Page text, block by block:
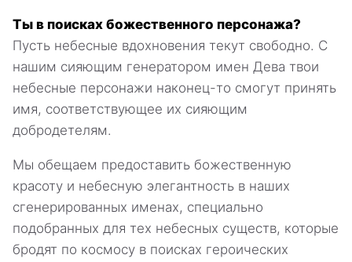
Ты в поисках божественного персонажа?
Пусть небесные вдохновения текут свободно. С
нашим сияющим генератором имен Дева твои
небесные персонажи наконец-то смогут принять
имя, соответствующее их сияющим
добродетелям.
Мы обещаем предоставить божественную
красоту и небесную элегантность в наших
сгенерированных именах, специально
подобранных для тех небесных существ, которые
бродят по космосу в поисках героических